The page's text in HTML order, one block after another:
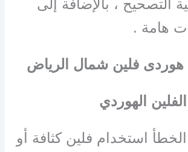
التصحيح ، بالإضافة إلى
هامة .
هوردى فلين شمال الرياض
الهوردي
استخدام فلين كثافة أو